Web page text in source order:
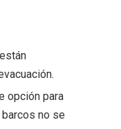
opción para
no se